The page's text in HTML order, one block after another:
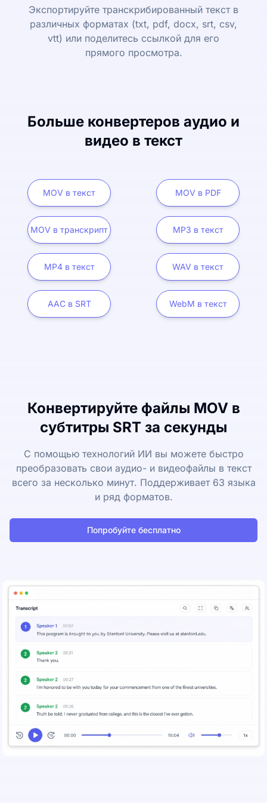
Экспортируйте транскрибированный текст в
различных форматах (txt, pdf, docx, srt, csv,
vtt) или поделитесь ссылкой для его
прямого просмотра.
Больше конвертеров аудио и
видео в текст
MOV в текст MOV в PDF
MOV в транскрипт MP3 в текст
MP4 в текст WAV в текст
AAC в SRT WebM в текст
Конвертируйте файлы MOV в
субтитры SRT за секунды
С помощью технологий ИИ вы можете быстро
преобразовать свои аудио- и видеофайлы в текст
всего за несколько минут. Поддерживает 63 языка
и ряд форматов.
Попробуйте бесплатно